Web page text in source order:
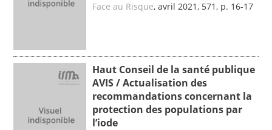
Face au Risque, avril 2021, 571, p. 16-17
Haut Conseil de la santé publique
AVIS / Actualisation des
recommandations concernant la
protection des populations par
l’iode